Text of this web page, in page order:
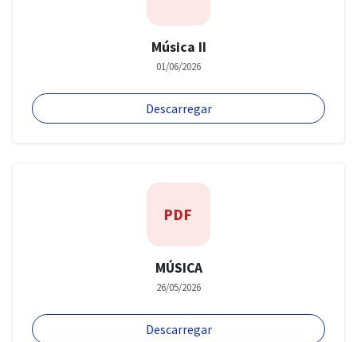
Música II
01/06/2026
Descarregar
PDF
MÚSICA
26/05/2026
Descarregar